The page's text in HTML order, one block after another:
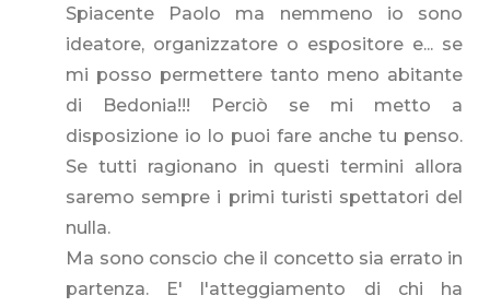
Spiacente Paolo ma nemmeno io sono
ideatore, organizzatore o espositore e... se
mi posso permettere tanto meno abitante
di Bedonia!!! Perciò se mi metto a
disposizione io lo puoi fare anche tu penso.
Se tutti ragionano in questi termini allora
saremo sempre i primi turisti spettatori del
nulla.
Ma sono conscio che il concetto sia errato in
partenza. E' l'atteggiamento di chi ha